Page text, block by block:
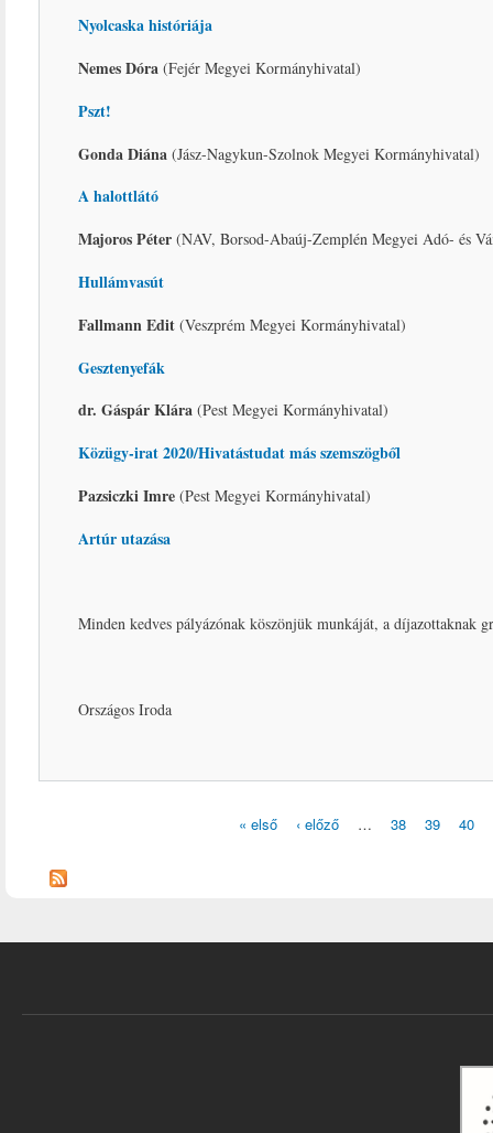
Nyolcaska históriája
Nemes Dóra (Fejér Megyei Kormányhivatal)
Pszt!
Gonda Diána (Jász-Nagykun-Szolnok Megyei Kormányhivatal)
A halottlátó
Majoros Péter (NAV, Borsod-Abaúj-Zemplén Megyei Adó- és
Hullámvasút
Fallmann Edit (Veszprém Megyei Kormányhivatal)
Gesztenyefák
dr. Gáspár Klára (Pest Megyei Kormányhivatal)
Közügy-irat 2020/Hivatástudat más szemszögből
Pazsiczki Imre (Pest Megyei Kormányhivatal)
Artúr utazása
Minden kedves pályázónak köszönjük munkáját, a díjazottaknak
Országos Iroda
« első ‹ előző … 38 39 40